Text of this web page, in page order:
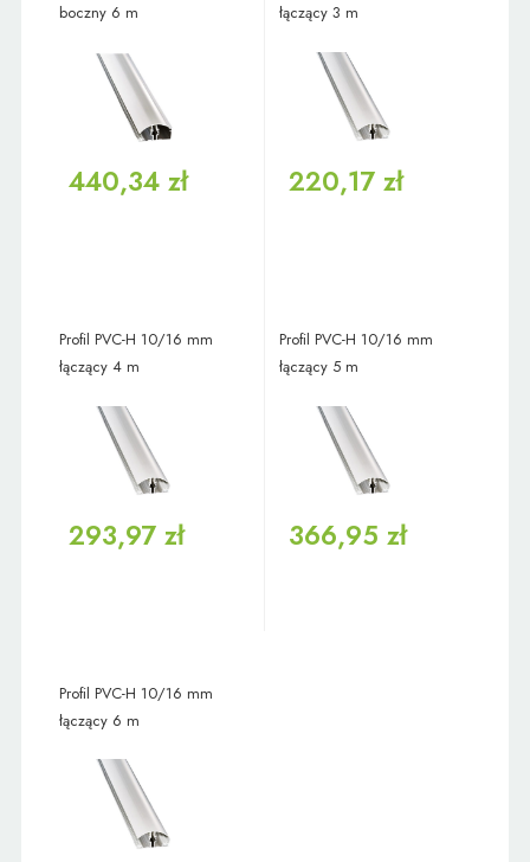
boczny 6 m
440,34 zł
łączący 3 m
220,17 zł
Profil PVC-H 10/16 mm
łączący 4 m
293,97 zł
Profil PVC-H 10/16 mm
łączący 5 m
366,95 zł
Profil PVC-H 10/16 mm
łączący 6 m